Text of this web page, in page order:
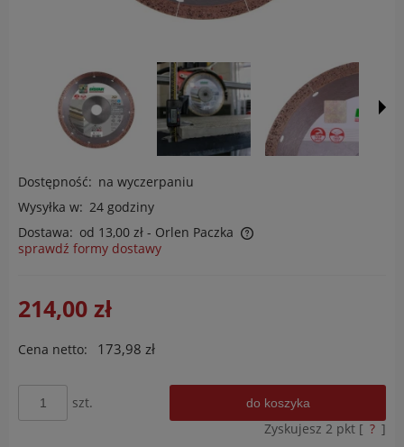
Dostępność: na wyczerpaniu
Wysyłka w: 24 godziny
Dostawa: od 13,00 zł - Orlen Paczka
Cena nie zawiera ewentualnych kosztów płatności
sprawdź formy dostawy
214,00 zł
Cena netto: 173,98 zł
szt. do koszyka
Zyskujesz 2 pkt [ ? ]